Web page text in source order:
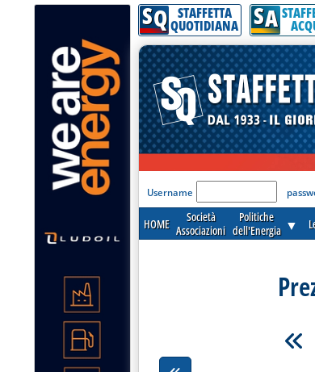
SQ STAFFETTA
QUOTIDIANA SA
'Modulo Login per
Username
HOME
Società
Associazioni
Politiche
dell'Energia ▼